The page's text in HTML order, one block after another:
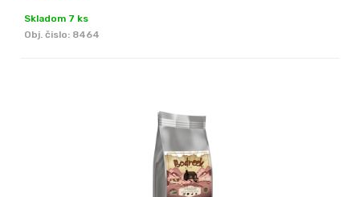
Skladom 7 ks
Obj. čislo: 8464